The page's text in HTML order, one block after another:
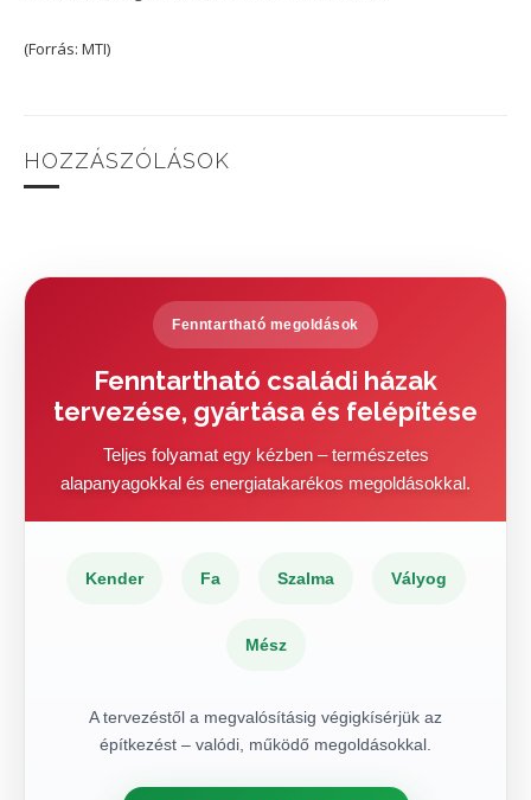
(Forrás: MTI)
HOZZÁSZÓLÁSOK
Fenntartható megoldások
Fenntartható családi házak
tervezése, gyártása és felépítése
Teljes folyamat egy kézben – természetes
alapanyagokkal és energiatakarékos megoldásokkal.
Kender Fa Szalma Vályog
Mész
A tervezéstől a megvalósításig végigkísérjük az
építkezést – valódi, működő megoldásokkal.